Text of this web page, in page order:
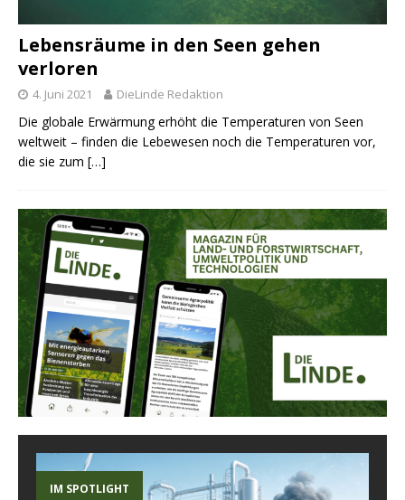
Lebensräume in den Seen gehen
verloren
4. Juni 2021 DieLinde Redaktion
Die globale Erwärmung erhöht die Temperaturen von Seen
weltweit – finden die Lebewesen noch die Temperaturen vor,
die sie zum […]
IM SPOTLIGHT